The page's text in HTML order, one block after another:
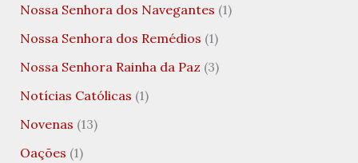
Nossa Senhora dos Navegantes (1)
Nossa Senhora dos Remédios (1)
Nossa Senhora Rainha da Paz (3)
Notícias Católicas (1)
Novenas (13)
Oações (1)